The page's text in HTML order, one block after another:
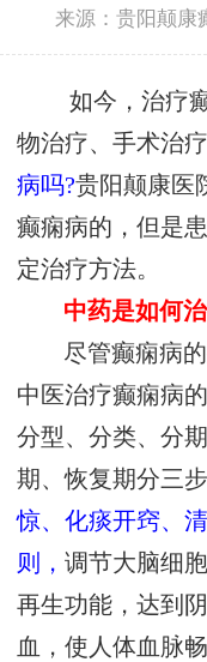
来源：贵阳颠康
如今，治疗
物治疗、手术治疗
病吗?贵阳颠康医
癫痫病的，但是
定治疗方法。
中药是如何
尽管癫痫病
中医治疗癫痫病
分型、分类、分
期、恢复期分三步
惊、化痰开窍、
则， 调节大脑细
再生功能，达到
血，使人体血脉